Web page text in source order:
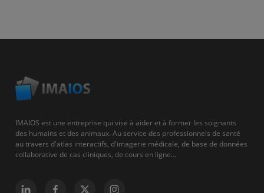
IMAIOS est une entreprise qui vise à aider et à former les soignants
des humains et des animaux. Au service des professionnels de santé
au travers d'atlas interactifs, d'imagerie médicale, de base de données
collaborative de cas cliniques, de cours en ligne...